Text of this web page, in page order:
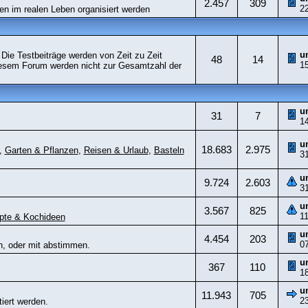
im realen Leben organisiert werden
2.457 309
Testbeiträge werden von Zeit zu Zeit
Forum werden nicht zur Gesamtzahl der
48 14
31 7
Garten & Pflanzen, Reisen & Urlaub, Basteln 18.683 2.975
9.724 2.603
& Kochideen
3.567 825
oder mit abstimmen.
4.454 203
367 110
werden.
11.943 705